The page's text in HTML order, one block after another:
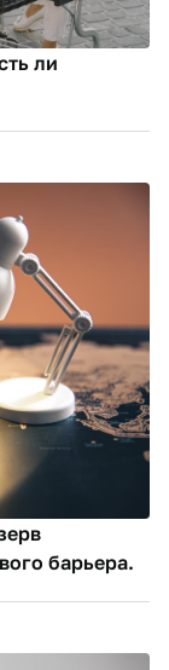
ли
барьера.